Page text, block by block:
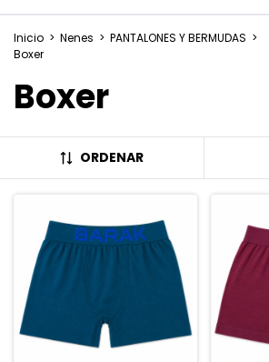
Inicio > Nenes > PANTALONES Y BERMUDAS >
Boxer
Boxer
ORDENAR